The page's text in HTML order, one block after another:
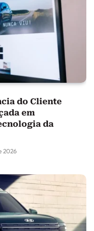
do Cliente
em
da
2026